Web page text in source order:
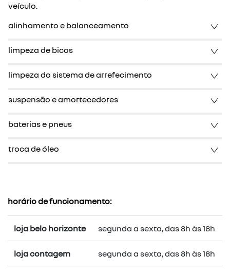
veículo.
alinhamento e balanceamento
limpeza de bicos
limpeza do sistema de arrefecimento
suspensão e amortecedores
baterias e pneus
troca de óleo
horário de funcionamento:
loja belo horizonte segunda a sexta, das 8h às 18h
loja contagem segunda a sexta, das 8h às 18h